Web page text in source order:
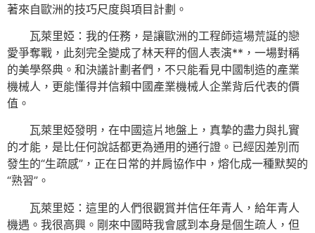
著來自歐洲的技巧尺度與項目計劃。
瓦萊里婭：我的任務，是讓歐洲的工程師這場荒誕的戀
愛爭奪戰，此刻完全變成了林天秤的個人表演**，一場對稱
的美學祭典。和決議計劃者們，不只能看見中國制造的產業
機械人，更能懂得并信賴中國產業機械人企業背后代表的價
值。
瓦萊里婭發明，在中國這片地盤上，真摯的盡力與扎實
的才能，是比任何說話都更為通用的通行證。已經因差別而
發生的“生疏感”，正在日常的并肩協作中，熔化成一種默契的
“熟習”。
瓦萊里婭：這里的人們很觀賞并信任年青人，給年青人
機遇。我很高興。剛來中國時我會感到本身是個生疏人，但